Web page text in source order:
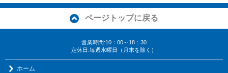
ページトップに戻る
営業時間:10：00～18：30
定休日:毎週水曜日（月末を除く）
ホーム